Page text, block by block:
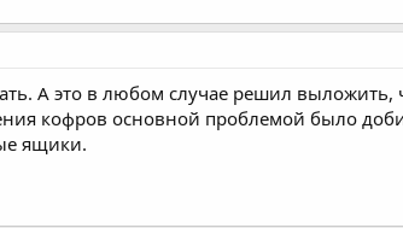
А это в любом случае решил выложить,
кофров основной проблемой было
ящики.